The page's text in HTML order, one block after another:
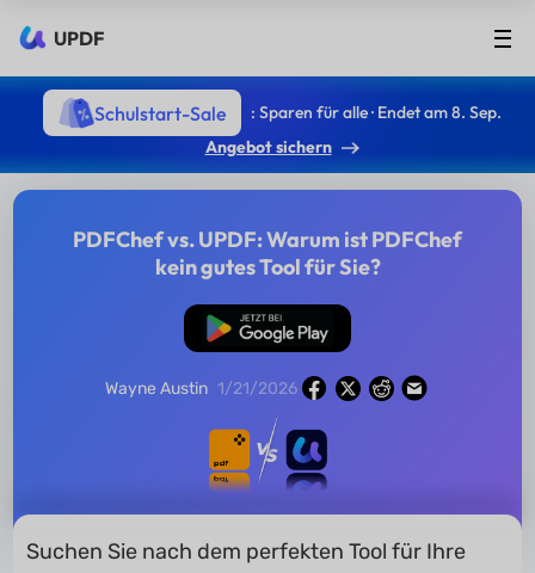
UPDF
Schulstart-Sale
: Sparen für alle · Endet am 8. Sep.
Angebot sichern
PDFChef vs. UPDF: Warum ist PDFChef
kein gutes Tool für Sie?
Kostenloser
Download
Wayne Austin 1/21/2026
Suchen Sie nach dem perfekten Tool für Ihre